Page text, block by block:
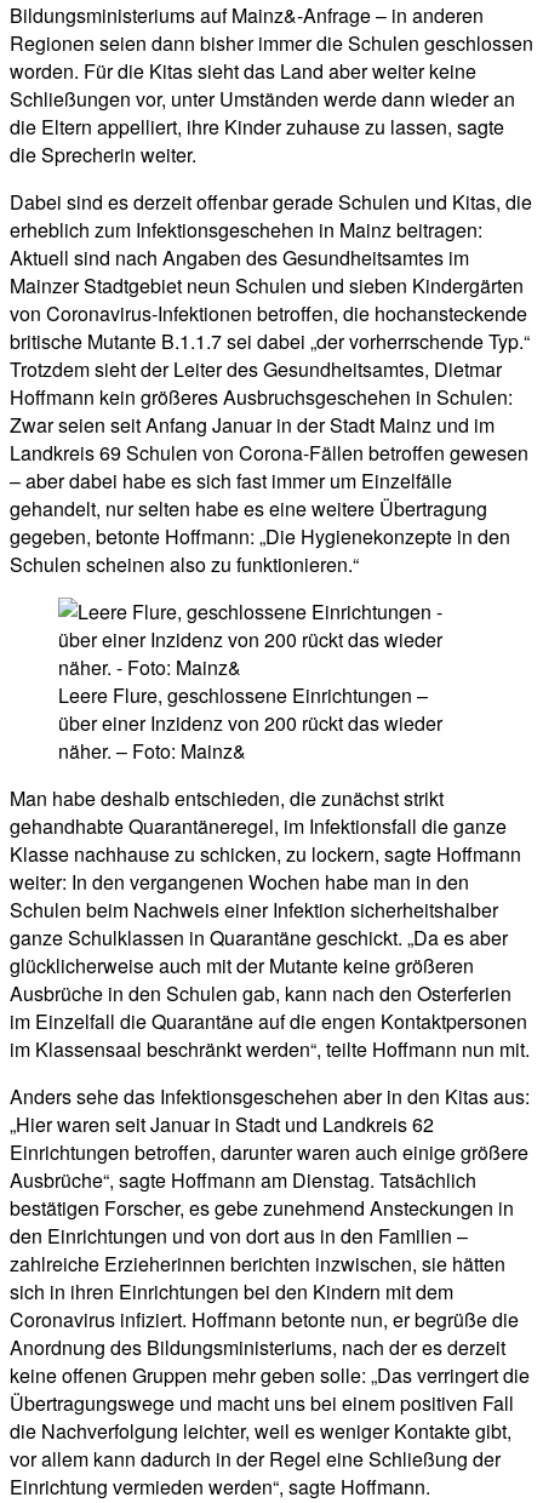
Bildungsministeriums auf Mainz&-Anfrage – in anderen
Regionen seien dann bisher immer die Schulen geschlossen
worden. Für die Kitas sieht das Land aber weiter keine
Schließungen vor, unter Umständen werde dann wieder an
die Eltern appelliert, ihre Kinder zuhause zu lassen, sagte
die Sprecherin weiter.
Dabei sind es derzeit offenbar gerade Schulen und Kitas, die
erheblich zum Infektionsgeschehen in Mainz beitragen:
Aktuell sind nach Angaben des Gesundheitsamtes im
Mainzer Stadtgebiet neun Schulen und sieben Kindergärten
von Coronavirus-Infektionen betroffen, die hochansteckende
britische Mutante B.1.1.7 sei dabei „der vorherrschende Typ.“
Trotzdem sieht der Leiter des Gesundheitsamtes, Dietmar
Hoffmann kein größeres Ausbruchsgeschehen in Schulen:
Zwar seien seit Anfang Januar in der Stadt Mainz und im
Landkreis 69 Schulen von Corona-Fällen betroffen gewesen
– aber dabei habe es sich fast immer um Einzelfälle
gehandelt, nur selten habe es eine weitere Übertragung
gegeben, betonte Hoffmann: „Die Hygienekonzepte in den
Schulen scheinen also zu funktionieren.“
Leere Flure, geschlossene Einrichtungen –
über einer Inzidenz von 200 rückt das wieder
näher. – Foto: Mainz&
Man habe deshalb entschieden, die zunächst strikt
gehandhabte Quarantäneregel, im Infektionsfall die ganze
Klasse nachhause zu schicken, zu lockern, sagte Hoffmann
weiter: In den vergangenen Wochen habe man in den
Schulen beim Nachweis einer Infektion sicherheitshalber
ganze Schulklassen in Quarantäne geschickt. „Da es aber
glücklicherweise auch mit der Mutante keine größeren
Ausbrüche in den Schulen gab, kann nach den Osterferien
im Einzelfall die Quarantäne auf die engen Kontaktpersonen
im Klassensaal beschränkt werden“, teilte Hoffmann nun mit.
Anders sehe das Infektionsgeschehen aber in den Kitas aus:
„Hier waren seit Januar in Stadt und Landkreis 62
Einrichtungen betroffen, darunter waren auch einige größere
Ausbrüche“, sagte Hoffmann am Dienstag. Tatsächlich
bestätigen Forscher, es gebe zunehmend Ansteckungen in
den Einrichtungen und von dort aus in den Familien –
zahlreiche Erzieherinnen berichten inzwischen, sie hätten
sich in ihren Einrichtungen bei den Kindern mit dem
Coronavirus infiziert. Hoffmann betonte nun, er begrüße die
Anordnung des Bildungsministeriums, nach der es derzeit
keine offenen Gruppen mehr geben solle: „Das verringert die
Übertragungswege und macht uns bei einem positiven Fall
die Nachverfolgung leichter, weil es weniger Kontakte gibt,
vor allem kann dadurch in der Regel eine Schließung der
Einrichtung vermieden werden“, sagte Hoffmann.